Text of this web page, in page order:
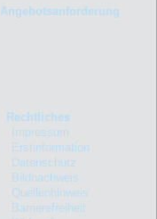
Angebotsanforderung
Rechtliches
Impressum
Erstinformation
Datenschutz
Bildnachweis
Quellenhinweis
Barrierefreiheit